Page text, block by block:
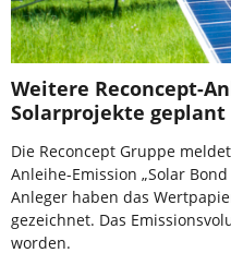
Weitere Reconcept-
Solarprojekte geplant
Die Reconcept Gruppe
Anleihe-Emission „Solar
Anleger haben das
gezeichnet. Das
worden.